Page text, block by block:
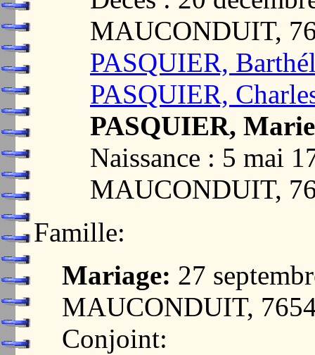
MAUCONDUIT,
PASQUIER,
PASQUIER,
PASQUIER, Marie
Naissance : 5 mai
MAUCONDUIT,
Famille:
Mariage: 27
MAUCONDUIT,
Conjoint: